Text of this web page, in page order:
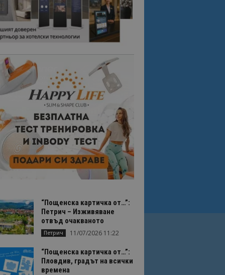
“Пощенска картичка от…”:
Петрич – Изживяване
отвъд очакваното
Петрич 11/07/2026 11:22
“Пощенска картичка от…”:
Пловдив, градът на всички
времена